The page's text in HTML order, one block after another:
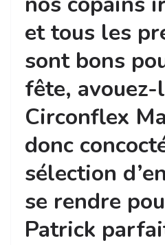
et tous les
sont bons
fête, avouez-
Circonflex
donc
sélection
se rendre
Patrick